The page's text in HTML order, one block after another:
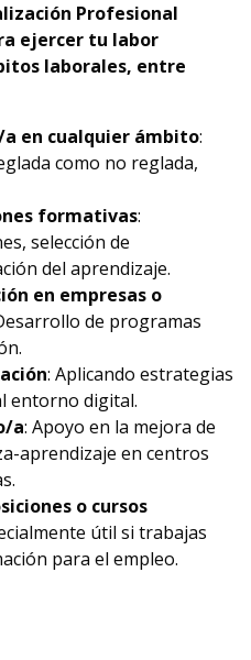
Profesional
ejercer tu labor
laborales, entre
en cualquier ámbito:
como no reglada,
formativas:
selección de
del aprendizaje.
en empresas o
de programas
: Aplicando estrategias
entorno digital.
a: Apoyo en la mejora de
aprendizaje en centros
o cursos
útil si trabajas
para el empleo.